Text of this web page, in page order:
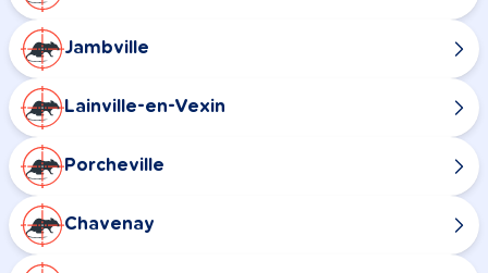
Jambville
Lainville-en-Vexin
Porcheville
Chavenay